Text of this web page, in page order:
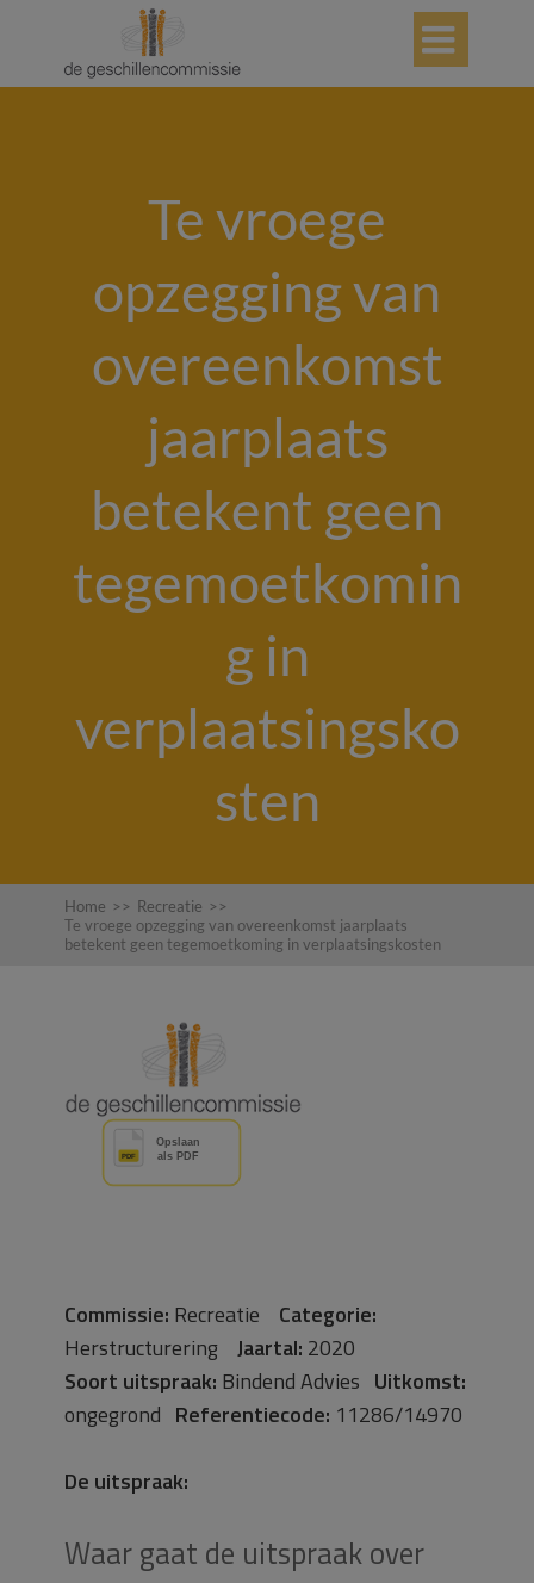

Te vroege
opzegging van
overeenkomst
jaarplaats
betekent geen
tegemoetkomin
g in
verplaatsingsko
sten
Home >> Recreatie >>
Te vroege opzegging van overeenkomst jaarplaats
betekent geen tegemoetkoming in verplaatsingskosten
Commissie: Recreatie Categorie:
Herstructurering Jaartal: 2020
Soort uitspraak: Bindend Advies Uitkomst:
ongegrond Referentiecode: 11286/14970
De uitspraak:
Waar gaat de uitspraak over